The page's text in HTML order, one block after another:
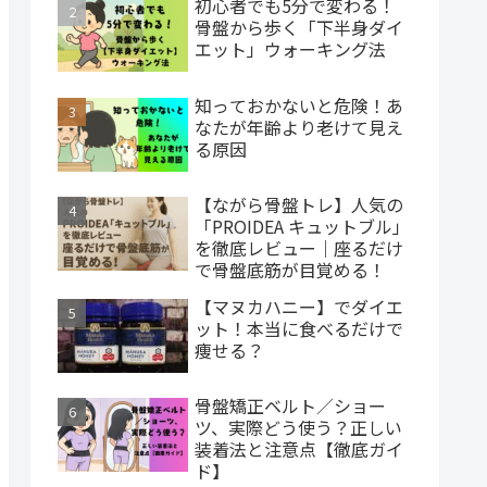
初心者でも5分で変わる！
骨盤から歩く「下半身ダイ
エット」ウォーキング法
知っておかないと危険！あ
なたが年齢より老けて見え
る原因
【ながら骨盤トレ】人気の
「PROIDEA キュットブル」
を徹底レビュー｜座るだけ
で骨盤底筋が目覚める！
【マヌカハニー】でダイエ
ット！本当に食べるだけで
痩せる？
骨盤矯正ベルト／ショー
ツ、実際どう使う？正しい
装着法と注意点【徹底ガイ
ド】